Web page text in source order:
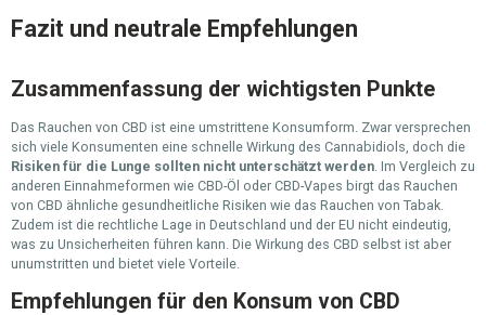
Fazit und neutrale Empfehlungen
Zusammenfassung der wichtigsten Punkte
Das Rauchen von CBD ist eine umstrittene Konsumform. Zwar versprechen
sich viele Konsumenten eine schnelle Wirkung des Cannabidiols, doch die
Risiken für die Lunge sollten nicht unterschätzt werden . Im Vergleich zu
anderen Einnahmeformen wie CBD-Öl oder CBD-Vapes birgt das Rauchen
von CBD ähnliche gesundheitliche Risiken wie das Rauchen von Tabak.
Zudem ist die rechtliche Lage in Deutschland und der EU nicht eindeutig,
was zu Unsicherheiten führen kann. Die Wirkung des CBD selbst ist aber
unumstritten und bietet viele Vorteile.
Empfehlungen für den Konsum von CBD